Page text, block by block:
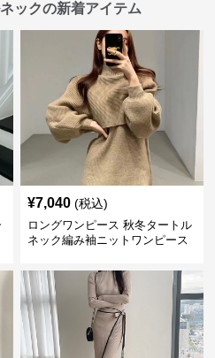
ックの新着アイテム
¥7,040 (税込)
ロングワンピース 秋冬タートル
ネック編み袖ニットワンピース